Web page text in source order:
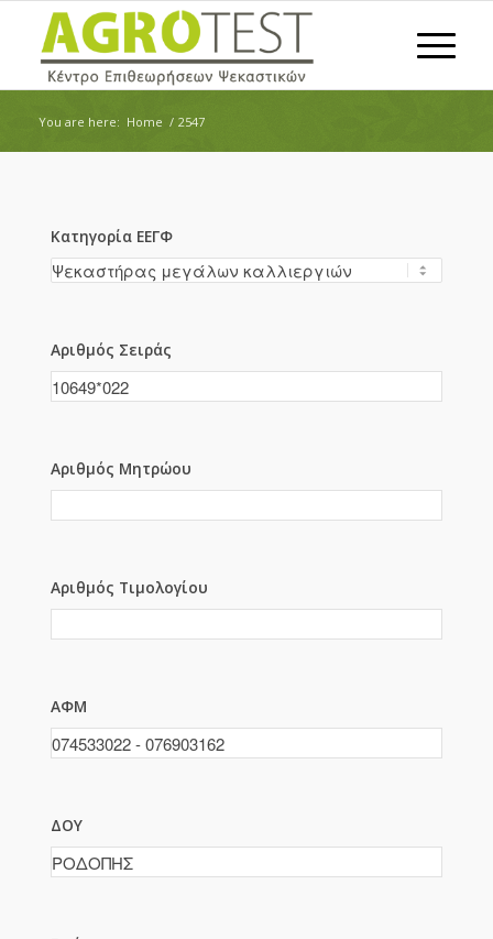
You are here: Home / 2547
Κατηγορία ΕΕΓΦ
Αριθμός Σειράς
Αριθμός Μητρώου
Αριθμός Τιμολογίου
ΑΦΜ
ΔΟΥ